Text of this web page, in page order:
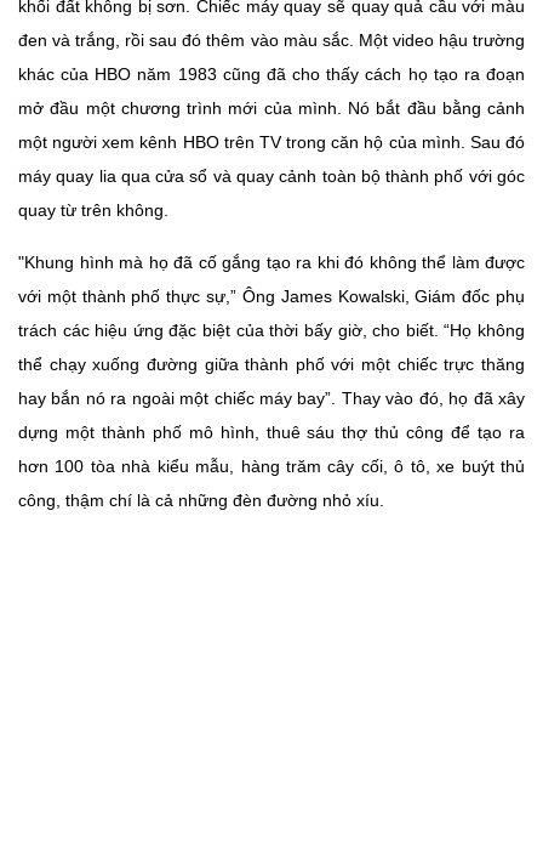
khối đất không bị sơn. Chiếc máy quay sẽ quay quả cầu với màu
đen và trắng, rồi sau đó thêm vào màu sắc. Một video hậu trường
khác của HBO năm 1983 cũng đã cho thấy cách họ tạo ra đoạn
mở đầu một chương trình mới của mình. Nó bắt đầu bằng cảnh
một người xem kênh HBO trên TV trong căn hộ của mình. Sau đó
máy quay lia qua cửa sổ và quay cảnh toàn bộ thành phố với góc
quay từ trên không.
"Khung hình mà họ đã cố gắng tạo ra khi đó không thể làm được
với một thành phố thực sự,” Ông James Kowalski, Giám đốc phụ
trách các hiệu ứng đặc biệt của thời bấy giờ, cho biết. “Họ không
thể chạy xuống đường giữa thành phố với một chiếc trực thăng
hay bắn nó ra ngoài một chiếc máy bay”. Thay vào đó, họ đã xây
dựng một thành phố mô hình, thuê sáu thợ thủ công để tạo ra
hơn 100 tòa nhà kiểu mẫu, hàng trăm cây cối, ô tô, xe buýt thủ
công, thậm chí là cả những đèn đường nhỏ xíu.